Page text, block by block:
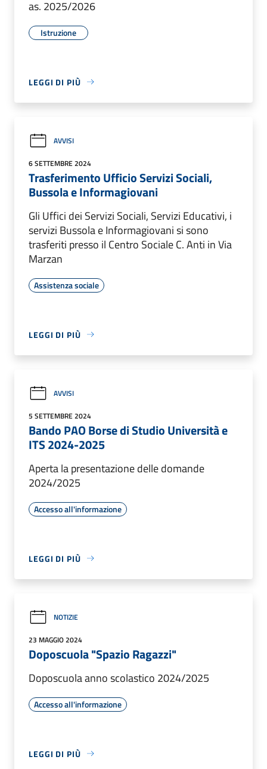
as. 2025/2026
Istruzione
LEGGI DI PIÙ
AVVISI
6 SETTEMBRE 2024
Trasferimento Ufficio Servizi Sociali,
Bussola e Informagiovani
Gli Uffici dei Servizi Sociali, Servizi Educativi, i
servizi Bussola e Informagiovani si sono
trasferiti presso il Centro Sociale C. Anti in Via
Marzan
Assistenza sociale
LEGGI DI PIÙ
AVVISI
5 SETTEMBRE 2024
Bando PAO Borse di Studio Università e
ITS 2024-2025
Aperta la presentazione delle domande
2024/2025
Accesso all'informazione
LEGGI DI PIÙ
NOTIZIE
23 MAGGIO 2024
Doposcuola "Spazio Ragazzi"
Doposcuola anno scolastico 2024/2025
Accesso all'informazione
LEGGI DI PIÙ